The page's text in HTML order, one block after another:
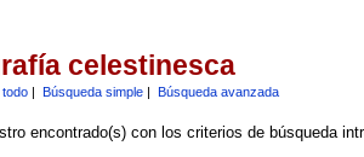
celestinesca
| Búsqueda simple| Búsqueda avanzada
encontrado(s) con los criterios de búsqueda